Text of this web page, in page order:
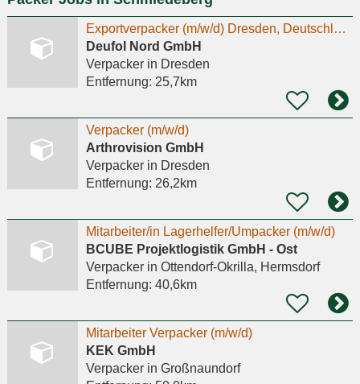
Exportverpacker (m/w/d) Dresden, Deutschland
Deufol Nord GmbH
Verpackerin Dresden
Entfernung: 25,7km
Verpacker (m/w/d)
Arthrovision GmbH
Verpackerin Dresden
Entfernung: 26,2km
Mitarbeiter/in Lagerhelfer/Umpacker (m/w/d)
BCUBE Projektlogistik GmbH - Ost
Verpackerin Ottendorf-Okrilla, Hermsdorf
Entfernung: 40,6km
Mitarbeiter Verpacker (m/w/d)
KEK GmbH
Verpackerin Großnaundorf